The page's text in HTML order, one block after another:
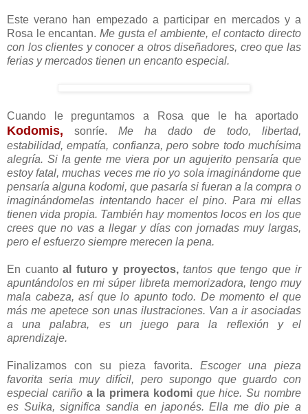
Este verano han empezado a participar en mercados y a
Rosa le encantan. Me gusta el ambiente, el contacto directo
con los clientes y conocer a otros diseñadores, creo que las
ferias y mercados tienen un encanto especial.
Cuando le preguntamos a Rosa que le ha aportado
Kodomis, sonríe. Me ha dado de todo, libertad,
estabilidad, empatía, confianza, pero sobre todo muchísima
alegría. Si la gente me viera por un agujerito pensaría que
estoy fatal, muchas veces me rio yo sola imaginándome que
pensaría alguna kodomi, que pasaría si fueran a la compra o
imaginándomelas intentando hacer el pino. Para mi ellas
tienen vida propia. También hay momentos locos en los que
crees que no vas a llegar y días con jornadas muy largas,
pero el esfuerzo siempre merecen la pena.
En cuanto al futuro y proyectos, tantos que tengo que ir
apuntándolos en mi súper libreta memorizadora, tengo muy
mala cabeza, así que lo apunto todo. De momento el que
más me apetece son unas ilustraciones. Van a ir asociadas
a una palabra, es un juego para la reflexión y el
aprendizaje.
Finalizamos con su pieza favorita. Escoger una pieza
favorita seria muy difícil, pero supongo que guardo con
especial cariño a la primera kodomique hice. Su nombre
es Suika, significa sandia en japonés. Ella me dio pie a